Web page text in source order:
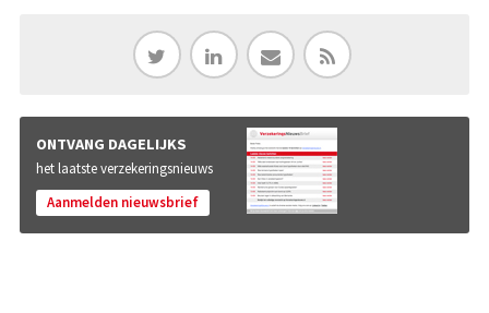
ONTVANG DAGELIJKS
het laatste verzekeringsnieuws
Aanmelden nieuwsbrief